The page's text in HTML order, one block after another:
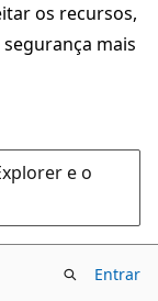
os recursos,
mais
e o
Entrar